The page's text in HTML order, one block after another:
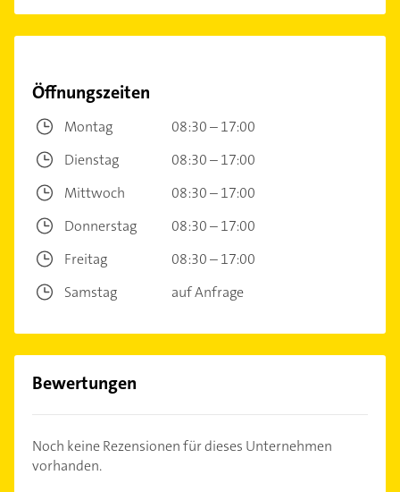
Öffnungszeiten
Montag
08:30 – 17:00
Dienstag
08:30 – 17:00
Mittwoch
08:30 – 17:00
Donnerstag
08:30 – 17:00
Freitag
08:30 – 17:00
Samstag
auf Anfrage
Bewertungen
Noch keine Rezensionen für dieses Unternehmen
vorhanden.